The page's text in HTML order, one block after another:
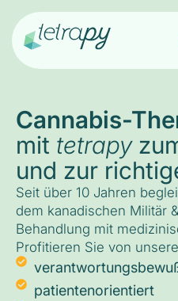
Cannabis-
mit tetrapy
und zur
Seit über 10 Jahren
dem kanadischen Militär
Behandlung mit
Profitieren Sie von
patientenorientiert